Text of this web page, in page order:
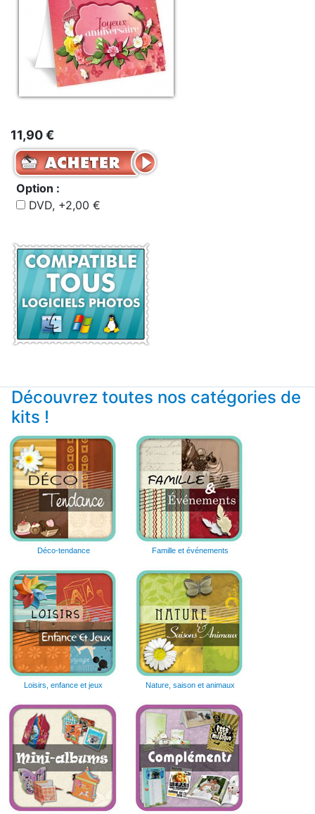
11,90 €
Option :
DVD, +2,00 €
Découvrez toutes nos catégories de
kits !
Déco-tendance Famille et événements
Loisirs, enfance et jeux Nature, saison et animaux